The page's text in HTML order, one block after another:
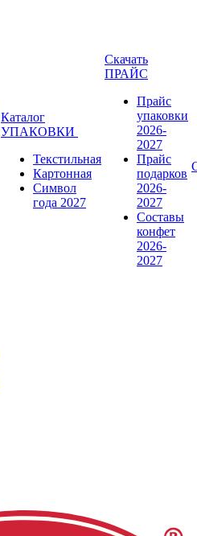
Каталог
УПАКОВКИ
Текстильная
Картонная
Символ
года 2027
Скачать
ПРАЙС
Прайс
упаковки
2026-
2027
Прайс
подарков
2026-
2027
Составы
конфет
2026-
2027